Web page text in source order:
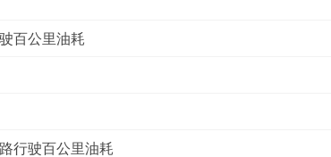
百公里油耗
行驶百公里油耗